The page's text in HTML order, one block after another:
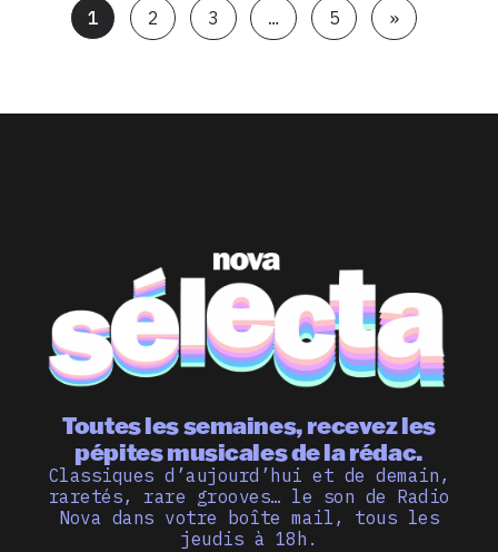
1 2 3 … 5 »
Toutes les semaines, recevez les
pépites musicales de la rédac.
Classiques d’aujourd’hui et de demain,
raretés, rare grooves… le son de Radio
Nova dans votre boîte mail, tous les
jeudis à 18h.